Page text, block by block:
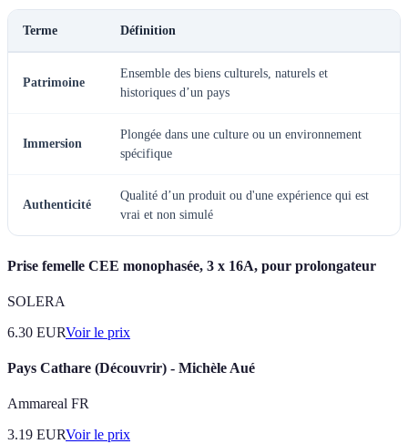
Terme Définition
Patrimoine
Ensemble des biens culturels, naturels et
historiques d’un pays
Immersion
Plongée dans une culture ou un environnement
spécifique
Authenticité
Qualité d’un produit ou d'une expérience qui est
vrai et non simulé
Prise femelle CEE monophasée, 3 x 16A, pour prolongateur
SOLERA
6.30 EURVoir le prix
Pays Cathare (Découvrir) - Michèle Aué
Ammareal FR
3.19 EURVoir le prix